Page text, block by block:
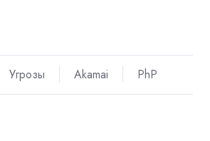
Угрозы Akamai PhP